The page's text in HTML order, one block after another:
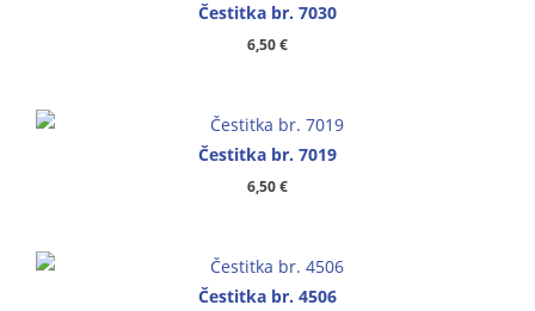
Čestitka br. 7030
6,50€
Čestitka br. 7019
6,50€
Čestitka br. 4506